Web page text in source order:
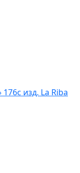
изд. La Riba